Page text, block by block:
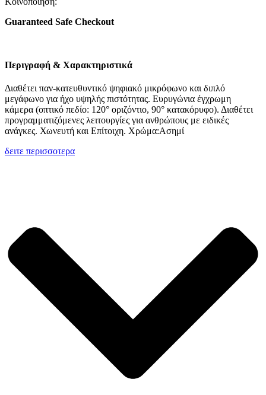
Guaranteed Safe Checkout
Περιγραφή & Χαρακτηριστικά
Διαθέτει παν-κατευθυντικό ψηφιακό μικρόφωνο και διπλό
μεγάφωνο για ήχο υψηλής πιστότητας. Ευρυγώνια έγχρωμη
κάμερα (οπτικό πεδίο: 120° οριζόντιο, 90° κατακόρυφο). Διαθέτει
προγραμματιζόμενες λειτουργίες για ανθρώπους με ειδικές
ανάγκες. Χωνευτή και Επίτοιχη. Χρώμα:Ασημί
δειτε περισσοτερα